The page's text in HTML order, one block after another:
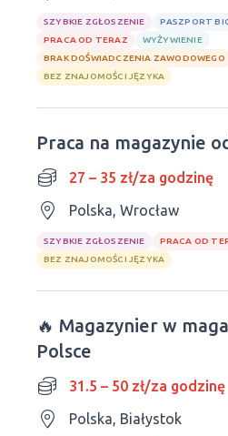
SZYBKIE ZGŁOSZENIE
PASZPORT
PRACA OD TERAZ
WYŻYWIENIE
BRAK DOŚWIADCZENIA ZAWODOWEGO
BEZ ZNAJOMOŚCI JĘZYKA
Praca na magazynie
27 – 35 zł/za godzinę
Polska, Wrocław
SZYBKIE ZGŁOSZENIE PRACA OD
BEZ ZNAJOMOŚCI JĘZYKA
🔥 Magazynier w
Polsce
31.5 – 50 zł/za godzinę
Polska, Białystok